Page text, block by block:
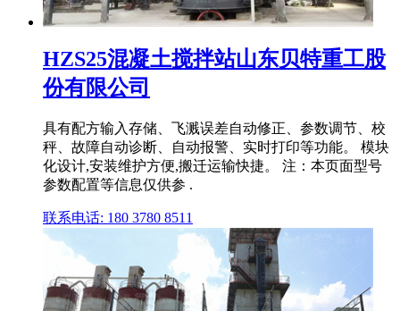
HZS25混凝土搅拌站山东贝特重工股
份有限公司
具有配方输入存储、飞溅误差自动修正、参数调节、校
秤、故障自动诊断、自动报警、实时打印等功能。 模块
化设计,安装维护方便,搬迁运输快捷。 注：本页面型号
参数配置等信息仅供参 .
联系电话: 180 3780 8511